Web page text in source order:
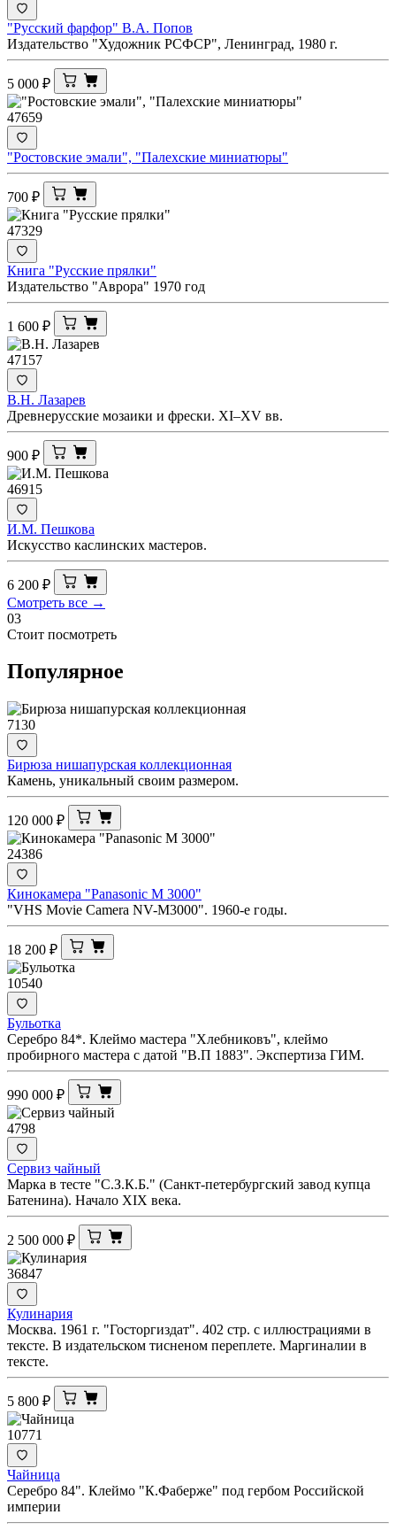
"Русский фарфор" В.А. Попов
Издательство "Художник РСФСР", Ленинград, 1980 г.
5 000 ₽
47659
"Ростовские эмали", "Палехские миниатюры"
700 ₽
47329
Книга "Русские прялки"
Издательство "Аврора" 1970 год
1 600 ₽
47157
В.Н. Лазарев
Древнерусские мозаики и фрески. XI–XV вв.
900 ₽
46915
И.М. Пешкова
Искусство каслинских мастеров.
6 200 ₽
Смотреть все →
03
Стоит посмотреть
Популярное
7130
Бирюза нишапурская коллекционная
Камень, уникальный своим размером.
120 000 ₽
24386
Кинокамера "Panasonic M 3000"
"VHS Movie Camera NV-M3000". 1960-е годы.
18 200 ₽
10540
Бульотка
Серебро 84*. Клеймо мастера "Хлебниковъ", клеймо
пробирного мастера с датой "В.П 1883". Экспертиза ГИМ.
990 000 ₽
4798
Сервиз чайный
Марка в тесте "С.З.К.Б." (Санкт-петербургский завод купца
Батенина). Начало XIX века.
2 500 000 ₽
36847
Кулинария
Москва. 1961 г. "Госторгиздат". 402 стр. с иллюстрациями в
тексте. В издательском тисненом переплете. Маргиналии в
тексте.
5 800 ₽
10771
Чайница
Серебро 84". Клеймо "К.Фаберже" под гербом Российской
империи